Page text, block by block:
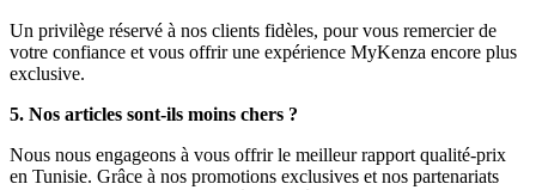
Un privilège réservé à nos clients fidèles, pour vous remercier de
votre confiance et vous offrir une expérience MyKenza encore plus
exclusive.
5. Nos articles sont-ils moins chers ?
Nous nous engageons à vous offrir le meilleur rapport qualité-prix
en Tunisie. Grâce à nos promotions exclusives et nos partenariats